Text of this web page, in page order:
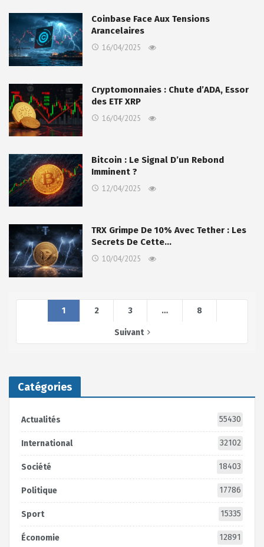
Coinbase Face Aux Tensions
Arancelaires
16/04/2025
Cryptomonnaies : Chute d’ADA, Essor
des ETF XRP
16/04/2025
Bitcoin : Le Signal D’un Rebond
Imminent ?
12/04/2025
TRX Grimpe De 10% Avec Tether : Les
Secrets De Cette…
10/04/2025
1 2 3 … 8
Suivant
Catégories
Actualités 55430
International 32102
Société 18403
Politique 17786
Sport 15335
Économie 12891